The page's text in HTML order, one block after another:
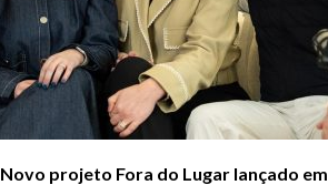
Novo projeto Fora do Lugar lançado em